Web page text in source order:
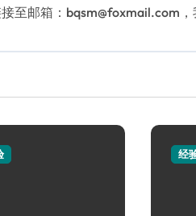
至邮箱：bqsm@foxmail.com，
经